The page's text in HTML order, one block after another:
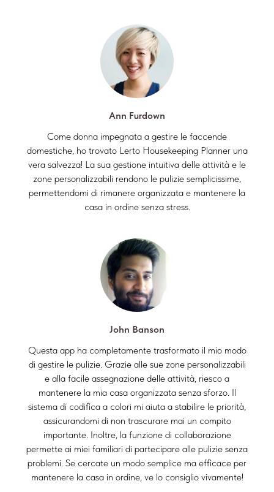
Ann Furdown
Come donna impegnata a gestire le faccende
domestiche, ho trovato Lerto Housekeeping Planner una
vera salvezza! La sua gestione intuitiva delle attività e le
zone personalizzabili rendono le pulizie semplicissime,
permettendomi di rimanere organizzata e mantenere la
casa in ordine senza stress.
John Banson
Questa app ha completamente trasformato il mio modo
di gestire le pulizie. Grazie alle sue zone personalizzabili
e alla facile assegnazione delle attività, riesco a
mantenere la mia casa organizzata senza sforzo. Il
sistema di codifica a colori mi aiuta a stabilire le priorità,
assicurandomi di non trascurare mai un compito
importante. Inoltre, la funzione di collaborazione
permette ai miei familiari di partecipare alle pulizie senza
problemi. Se cercate un modo semplice ma efficace per
mantenere la casa in ordine, ve lo consiglio vivamente!